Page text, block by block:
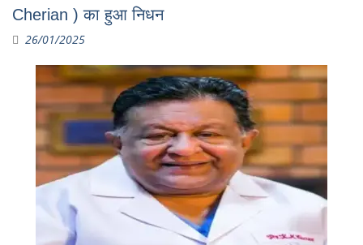
Cherian ) का हुआ निधन
26/01/2025